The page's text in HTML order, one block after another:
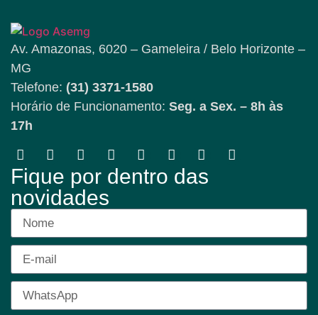
Av. Amazonas, 6020 – Gameleira / Belo Horizonte –
MG
Telefone: (31) 3371-1580
Horário de Funcionamento: Seg. a Sex. – 8h às
17h
Fique por dentro das
novidades